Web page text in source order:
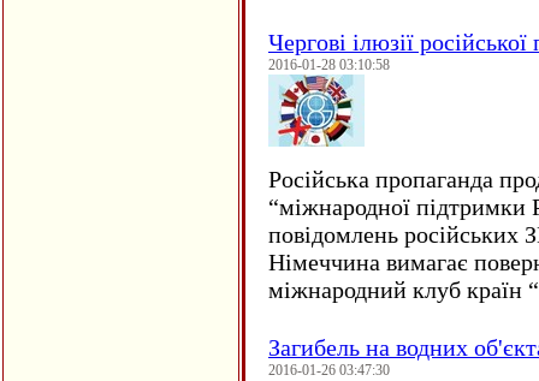
Чергові ілюзії
2016-01-28 03:10:58
Російська пропаганда
“міжнародної підтримки
повідомлень російських
Німеччина вимагає
міжнародний клуб країн
Загибель на водних
2016-01-26 03:47:30